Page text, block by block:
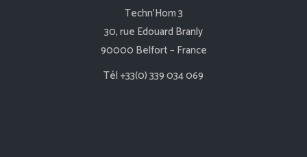
Techn’Hom 3
30, rue Edouard Branly
90000 Belfort – France
Tél +33(0) 339 034 069